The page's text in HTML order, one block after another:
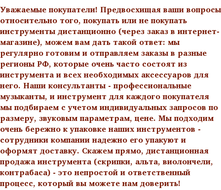
Уважаемые покупатели! Предвосхищая ваши вопросы
относительно того, покупать или не покупать
инструменты дистанционно (через заказ в интернет-
магазине), можем вам дать такой ответ: мы
регулярно готовим и отправляем заказы в разные
регионы РФ, которые очень часто состоят из
инструмента и всех необходимых аксессуаров для
него. Наши консультанты - профессиональные
музыканты, и инструмент для каждого покупателя
мы подбираем с учетом индивидуальных запросов по
размеру, звуковым параметрам, цене. Мы подходим
очень бережно к упаковке наших инструментов -
сотрудники компании надежно его упакуют и
оформят доставку. Скажем прямо, дистанционная
продажа инструмента (скрипки, альта, виолончели,
контрабаса) - это непростой и ответственный
процесс, который вы можете нам доверить!